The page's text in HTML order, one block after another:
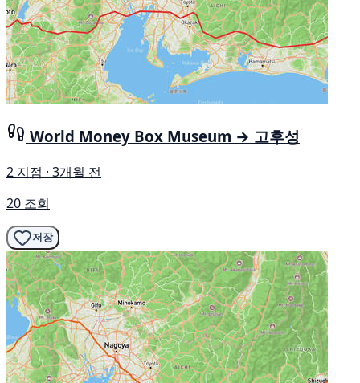
World Money Box Museum → 고후성
2 지점 · 3개월 전
20 조회
저장